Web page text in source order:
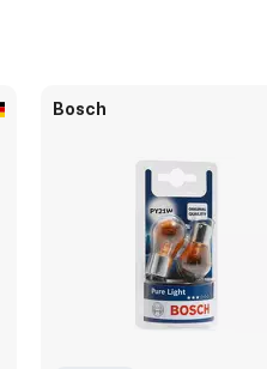
Bosch